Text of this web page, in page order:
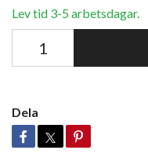
Lev tid 3-5 arbetsdagar.
Dela